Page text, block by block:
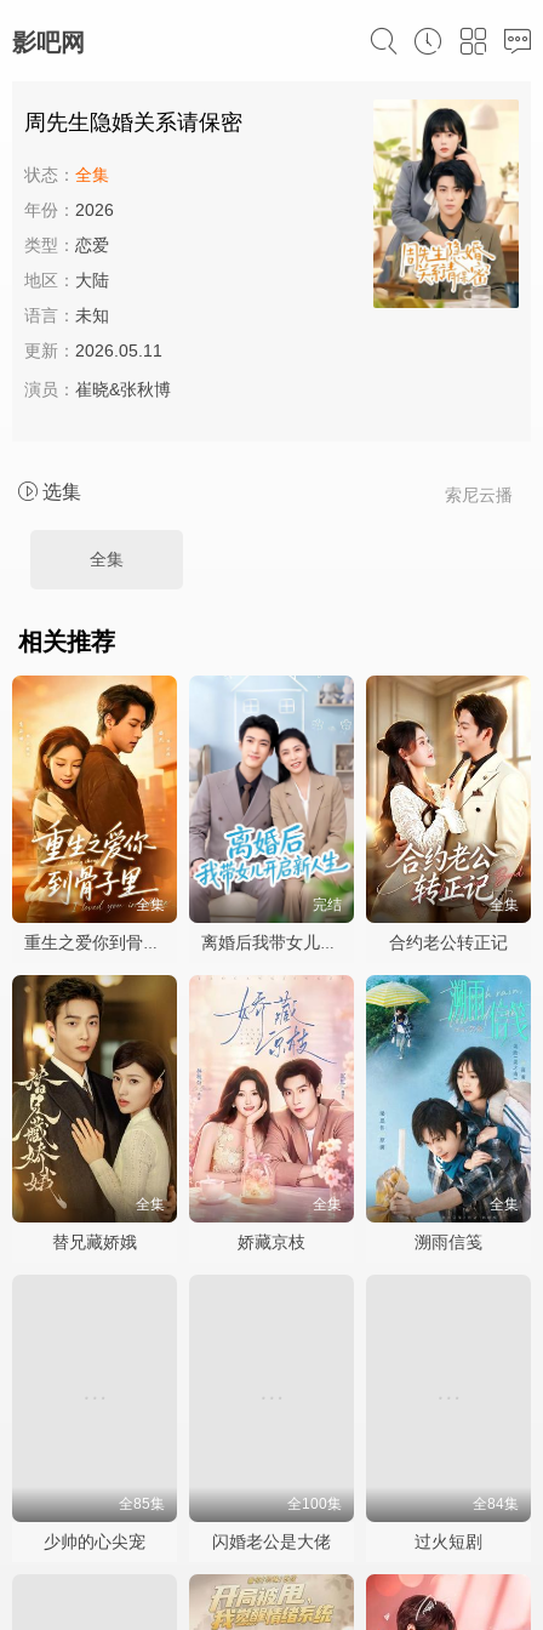
影吧网
周先生隐婚关系请保密
状态： 全集
年份： 2026
类型： 恋爱
地区： 大陆
语言： 未知
更新： 2026.05.11
演员： 崔晓&张秋博
索尼云播
选集
全集
相关推荐
全集
重生之爱你到骨子里
完结
离婚后我带女儿开启新人生
全集
合约老公转正记
全集
替兄藏娇娥
全集
娇藏京枝
全集
溯雨信笺
全85集
少帅的心尖宠
全100集
闪婚老公是大佬
全84集
过火短剧